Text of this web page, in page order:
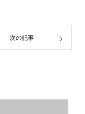
次の記事